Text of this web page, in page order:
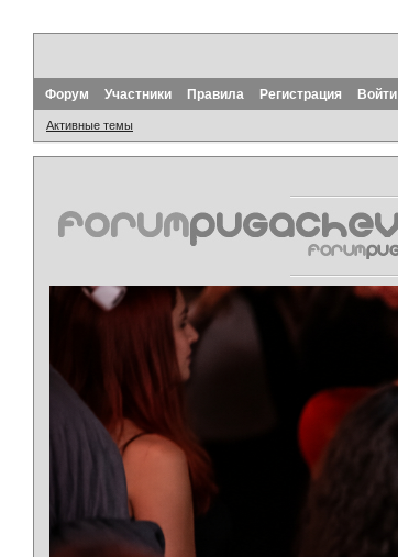
Форум Участники Правила Регистрация Войти
Активные темы